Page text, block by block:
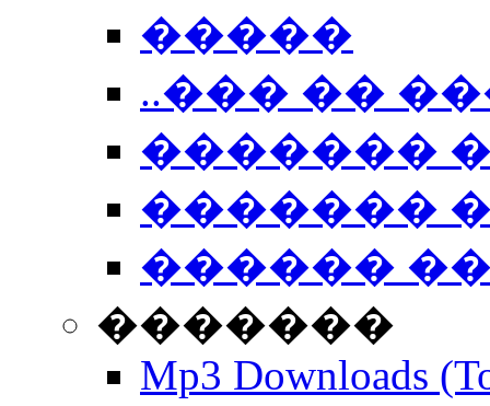
�����
..��� ��
�������
�������
������
�������
Mp3 Downloads